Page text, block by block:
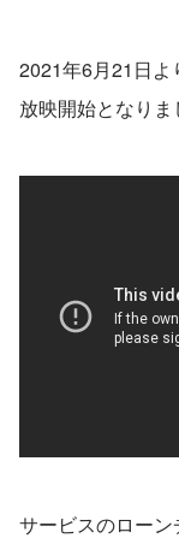
2021年6月21日
放映開始となりま
サービスのロー